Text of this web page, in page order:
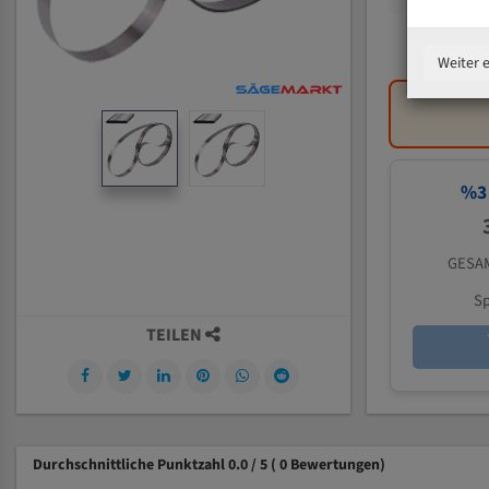
%3
TEILEN
Durchschnittliche Punktzahl 0.0 / 5 ( 0 Bewertungen)
Weiter